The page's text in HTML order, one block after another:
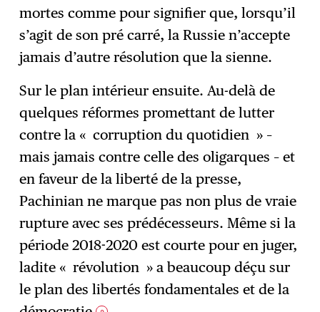
mortes comme pour signifier que, lorsqu’il
s’agit de son pré carré, la Russie n’accepte
jamais d’autre résolution que la sienne.
Sur le plan intérieur ensuite. Au-delà de
quelques réformes promettant de lutter
contre la « corruption du quotidien » –
mais jamais contre celle des oligarques – et
en faveur de la liberté de la presse,
Pachinian ne marque pas non plus de vraie
rupture avec ses prédécesseurs. Même si la
période 2018-2020 est courte pour en juger,
ladite « révolution » a beaucoup déçu sur
le plan des libertés fondamentales et de la